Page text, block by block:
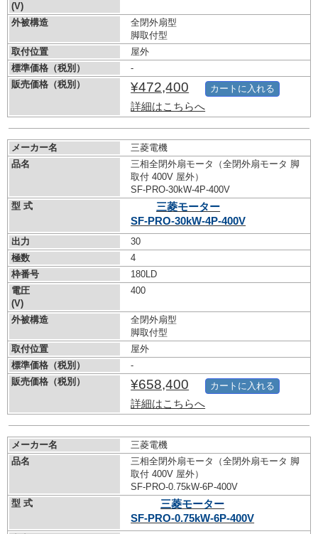
(V)
外被構造
全閉外扇型
脚取付型
取付位置
屋外
標準価格（税別）
-
販売価格（税別）
¥472,400
詳細はこちらへ
カートに入れる
メーカー名
三菱電機
品名
三相全閉外扇モータ（全閉外扇モータ 脚
取付 400V 屋外）
SF-PRO-30kW-4P-400V
型 式
三菱モーター
SF-PRO-30kW-4P-400V
出力
30
極数
4
枠番号
180LD
電圧
(V)
400
外被構造
全閉外扇型
脚取付型
取付位置
屋外
標準価格（税別）
-
販売価格（税別）
¥658,400
詳細はこちらへ
カートに入れる
メーカー名
三菱電機
品名
三相全閉外扇モータ（全閉外扇モータ 脚
取付 400V 屋外）
SF-PRO-0.75kW-6P-400V
型 式
三菱モーター
SF-PRO-0.75kW-6P-400V